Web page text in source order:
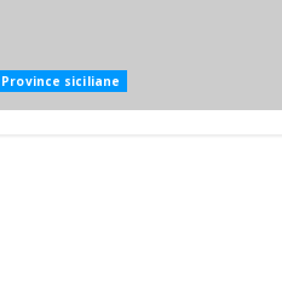
Province siciliane